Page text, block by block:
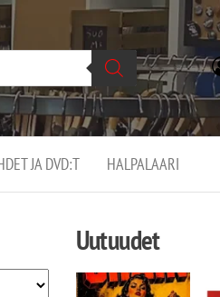
JA DVD:T HALPALAARI
Uutuudet